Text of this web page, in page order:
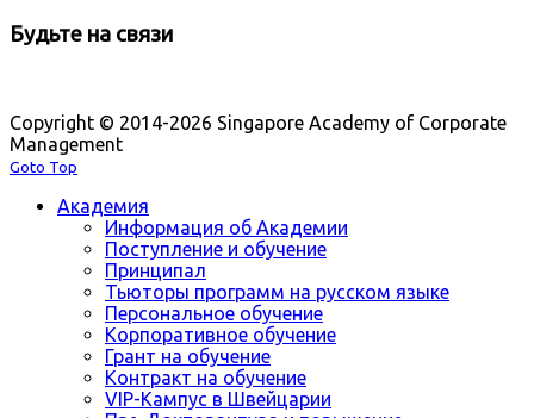
Будьте на связи
Copyright © 2014-2026 Singapore Academy of Corporate
Management
Goto Top
Академия
Информация об Академии
Поступление и обучение
Принципал
Тьюторы программ на русском языке
Персональное обучение
Корпоративное обучение
Грант на обучение
Контракт на обучение
VIP-Кампус в Швейцарии